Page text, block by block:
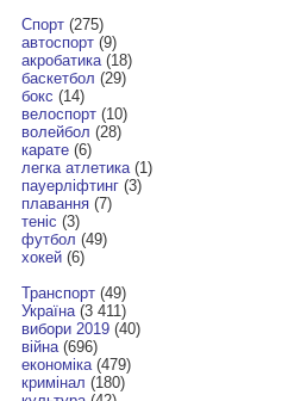
Спорт(275)
автоспорт(9)
акробатика(18)
баскетбол (29)
бокс (14)
велоспорт(10)
волейбол (28)
карате(6)
легка атлетика(1)
пауерліфтинг(3)
плавання(7)
теніс (3)
футбол (49)
хокей(6)
Транспорт(49)
Україна(3 411)
вибори 2019(40)
війна(696)
економіка(479)
кримінал (180)